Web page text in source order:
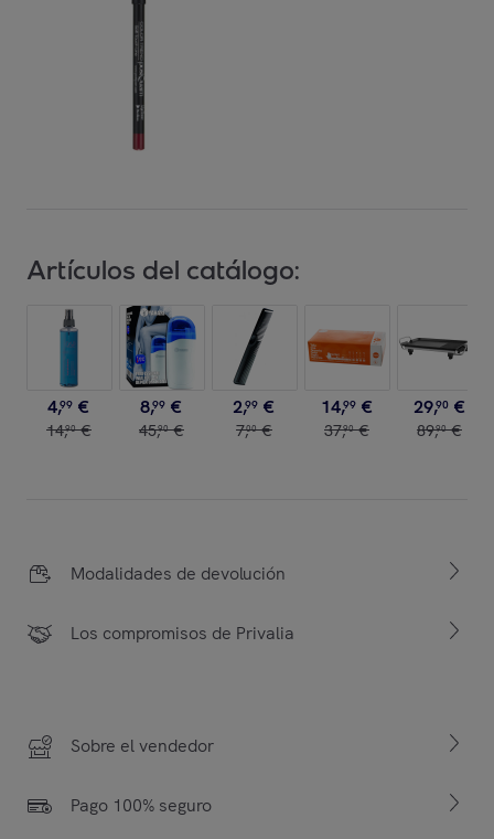
Artículos del catálogo:
4,99 €
14,90 €
8,99 €
45,90 €
2,99 €
7,00 €
14,99 €
37,90 €
29,90 €
89,90 €
Modalidades de devolución
Los compromisos de Privalia
Sobre el vendedor
Pago 100% seguro